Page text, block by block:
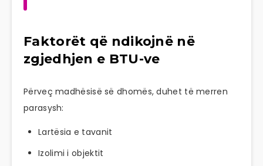
Faktorët që ndikojnë në
zgjedhjen e BTU-ve
Përveç madhësisë së dhomës, duhet të merren
parasysh:
Lartësia e tavanit
Izolimi i objektit